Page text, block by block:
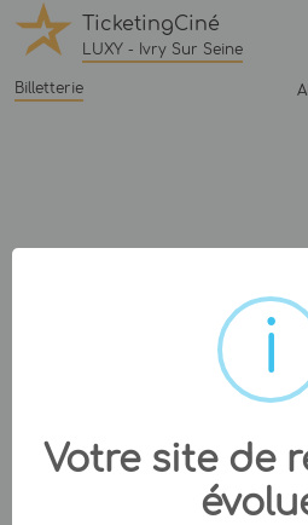
TicketingCiné
LUXY - Ivry Sur Seine
Billetterie
Votre site de